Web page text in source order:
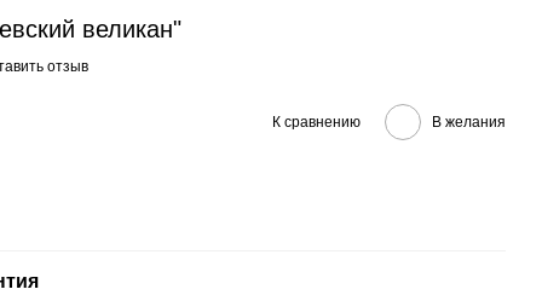
великан"
отзыв
К сравнению В желания